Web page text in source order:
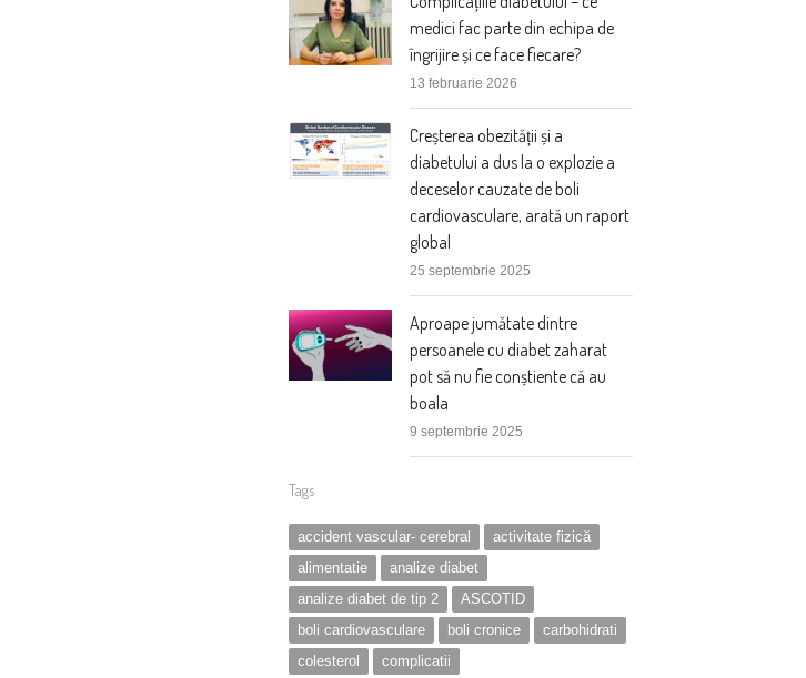
medici fac parte din echipa de
îngrijire și ce face fiecare?
13 februarie 2026
Creșterea obezității și a
diabetului a dus la o explozie a
deceselor cauzate de boli
cardiovasculare, arată un raport
global
25 septembrie 2025
Aproape jumătate dintre
persoanele cu diabet zaharat
pot să nu fie conștiente că au
boala
9 septembrie 2025
Tags
accident vascular- cerebral
activitate fizică
alimentatie
analize diabet
analize diabet de tip 2
ASCOTID
boli cardiovasculare
boli cronice
carbohidrati
colesterol
complicatii